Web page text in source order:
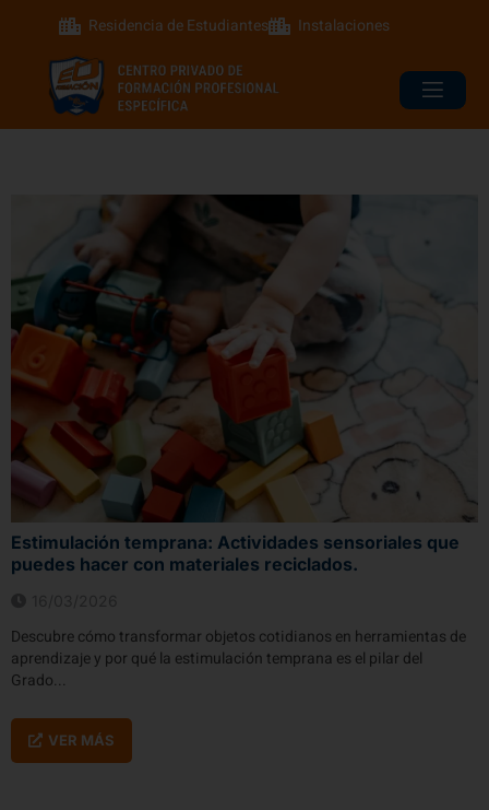
Residencia de Estudiantes Instalaciones
Estimulación temprana: Actividades sensoriales que
puedes hacer con materiales reciclados.
Descubre cómo transformar objetos cotidianos en herramientas de
aprendizaje y por qué la estimulación temprana es el pilar del
Grado...
VER MÁS